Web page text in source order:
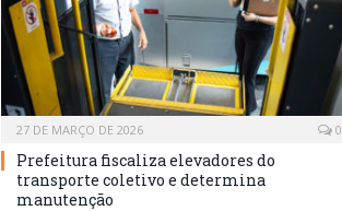
27 DE MARÇO DE 2026 0
Prefeitura fiscaliza elevadores do
transporte coletivo e determina
manutenção